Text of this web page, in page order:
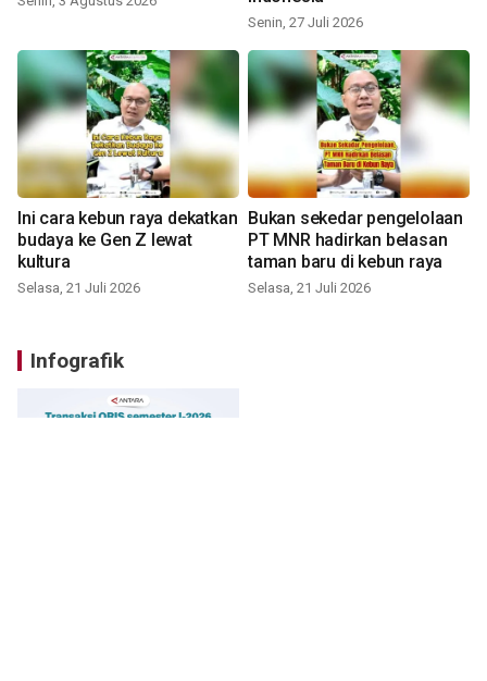
Senin, 27 Juli 2026
Ini cara kebun raya dekatkan
budaya ke Gen Z lewat
kultura
Selasa, 21 Juli 2026
Bukan sekedar pengelolaan
PT MNR hadirkan belasan
taman baru di kebun raya
Selasa, 21 Juli 2026
Infografik